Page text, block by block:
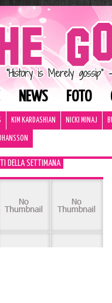
NEWS FOTO
KIM KARDASHIAN NICKI MINAJ
DELLA SETTIMANA